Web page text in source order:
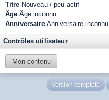
Titre Nouveau / peu actif
Âge Âge inconnu
Anniversaire Anniversaire inconnu
Contrôles utilisateur
Mon contenu
Version complète